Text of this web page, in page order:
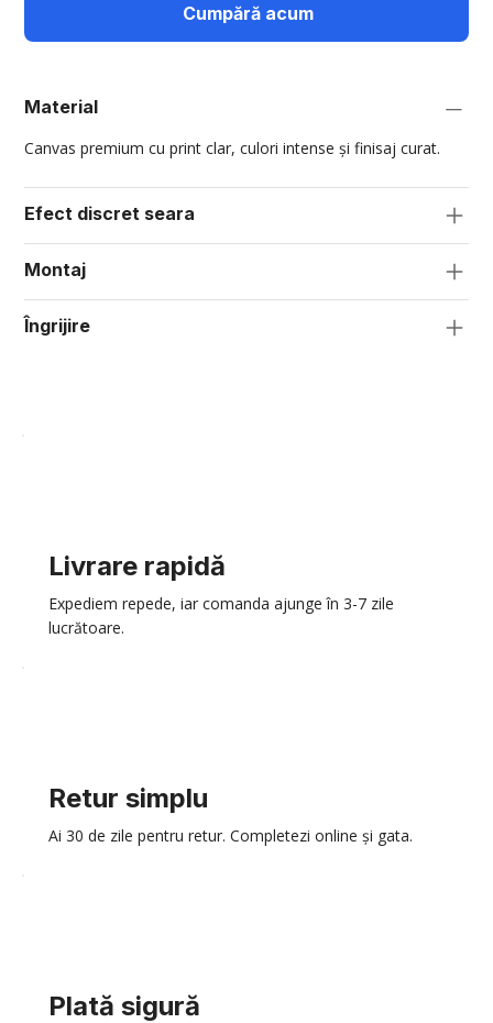
Cumpără acum
Material
Canvas premium cu print clar, culori intense și finisaj curat.
Efect discret seara
Montaj
Îngrijire
Livrare rapidă
Expediem repede, iar comanda ajunge în 3-7 zile
lucrătoare.
Retur simplu
Ai 30 de zile pentru retur. Completezi online și gata.
Plată sigură